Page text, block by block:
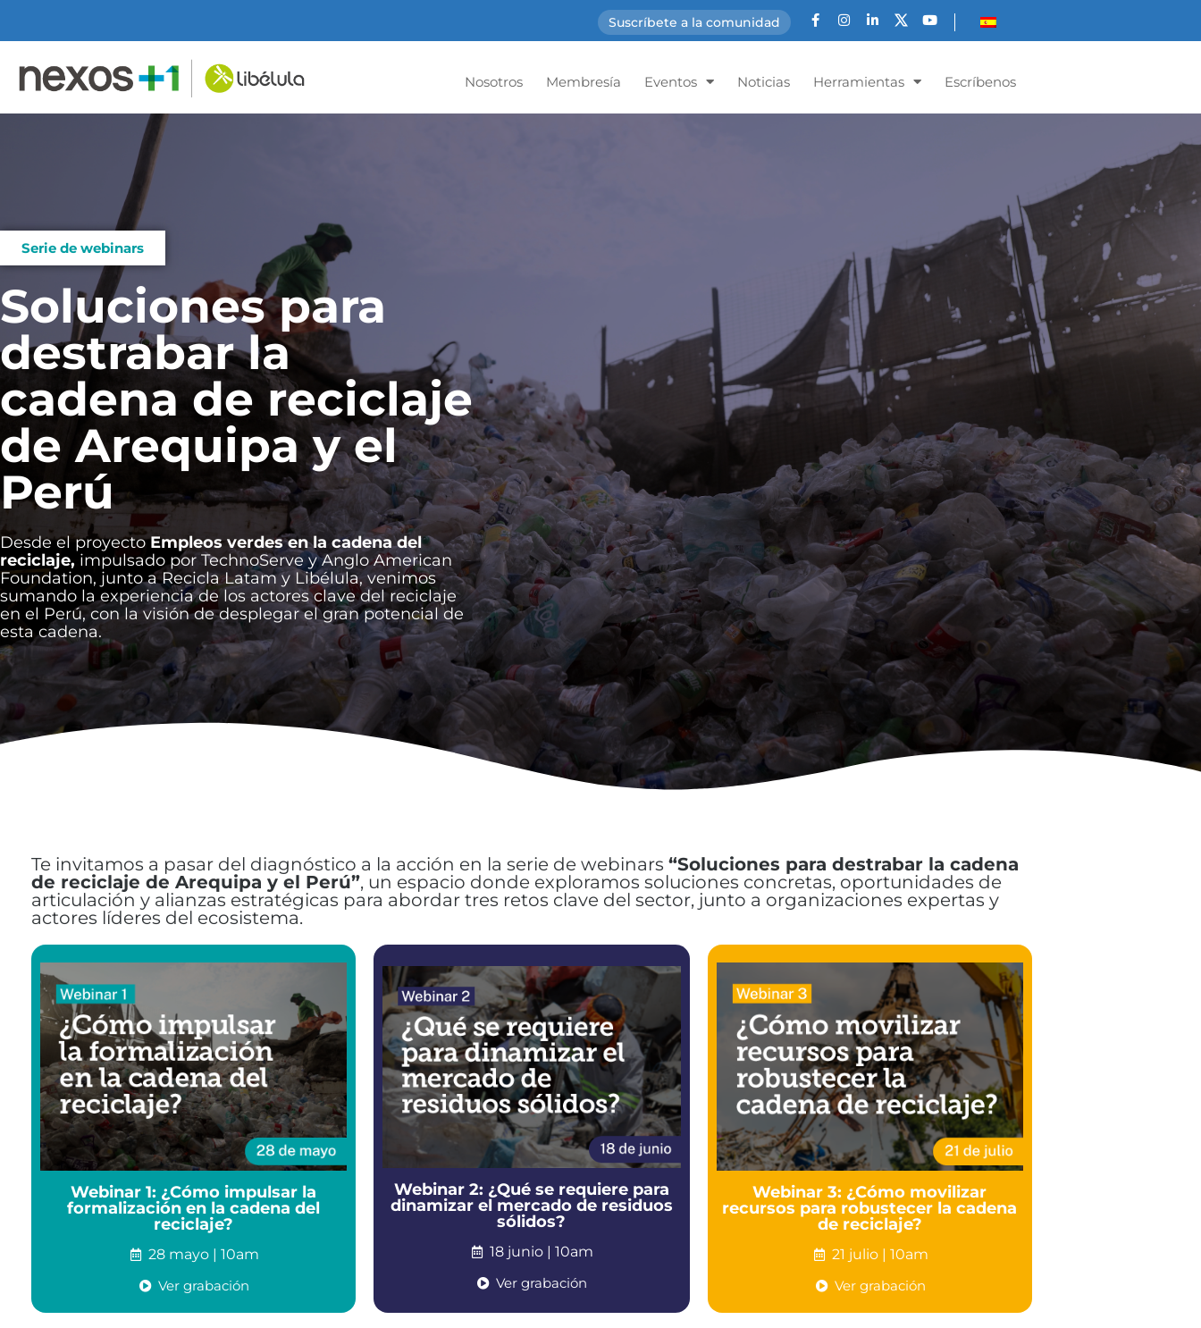
Suscríbete a la comunidad
Nosotros Membresía Eventos Noticias Herramientas Escríbenos
Serie de webinars
Soluciones para
destrabar la
cadena de reciclaje
de Arequipa y el
Perú
Desde el proyectoEmpleos verdes en la cadena del
reciclaje, impulsado por TechnoServe y Anglo American
Foundation, junto a Recicla Latam y Libélula, venimos
sumando la experiencia de los actores clave del reciclaje
en el Perú, con la visión de desplegar el gran potencial de
esta cadena.
Te invitamos a pasar del diagnóstico a la acción en la serie de webinars “Soluciones para destrabar la cadena
de reciclaje de Arequipa y el Perú”, un espacio donde exploramos soluciones concretas, oportunidades de
articulación y alianzas estratégicas para abordar tres retos clave del sector, junto a organizaciones expertas y
actores líderes del ecosistema.
Webinar 1: ¿Cómo impulsar la
formalización en la cadena del
reciclaje?
28 mayo | 10am
Ver grabación
Webinar 2: ¿Qué se requiere para
dinamizar el mercado de residuos
sólidos?
18 junio | 10am
Ver grabación
Webinar 3: ¿Cómo movilizar
recursos para robustecer la cadena
de reciclaje?
21 julio | 10am
Ver grabación